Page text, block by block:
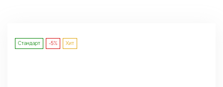
Стандарт -5% Хит